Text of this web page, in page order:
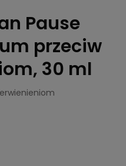
Pause
przeciw
30 ml